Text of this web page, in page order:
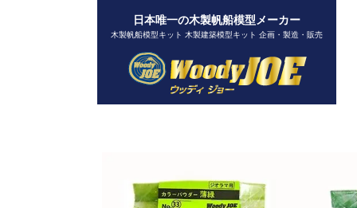
日本唯一の木製帆船模型メーカー
木製帆船模型キット 木製建築模型キット 企画・製造・販売